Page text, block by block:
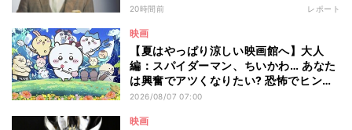
20時間前 レポート
映画
【夏はやっぱり涼しい映画館へ】大人
編：スパイダーマン、ちいかわ… あなた
は興奮でアツくなりたい? 恐怖でヒンヤ
リしたい? - 編集部が注目する最新映画5
2026/08/07 07:00
映画